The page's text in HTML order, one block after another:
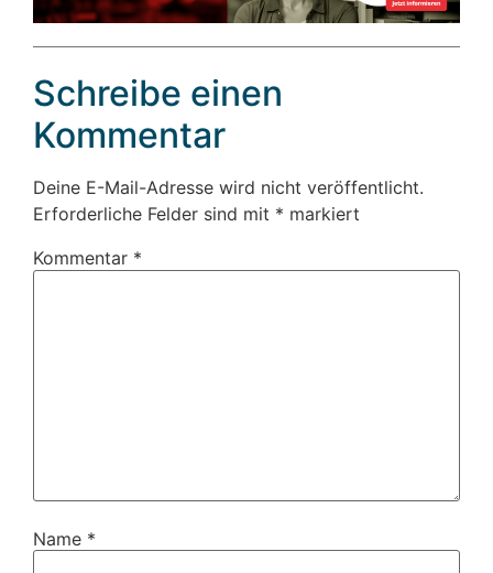
Schreibe einen
Kommentar
Deine E-Mail-Adresse wird nicht veröffentlicht.
Erforderliche Felder sind mit * markiert
Kommentar *
Name *